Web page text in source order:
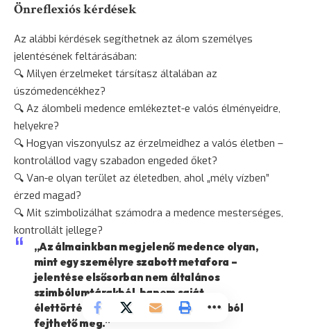
Önreflexiós kérdések
Az alábbi kérdések segíthetnek az álom személyes
jelentésének feltárásában:
🔍 Milyen érzelmeket társítasz általában az
úszómedencékhez?
🔍 Az álombeli medence emlékeztet-e valós élményeidre,
helyekre?
🔍 Hogyan viszonyulsz az érzelmeidhez a valós életben –
kontrolállod vagy szabadon engeded őket?
🔍 Van-e olyan terület az életedben, ahol „mély vízben”
érzed magad?
🔍 Mit szimbolizálhat számodra a medence mesterséges,
kontrollált jellege?
„Az álmainkban megjelenő medence olyan,
mint egy személyre szabott metafora –
jelentése elsősorban nem általános
szimbólumtárakból, hanem saját
élettörténetünkből és asszociációinkból
fejthető meg.”